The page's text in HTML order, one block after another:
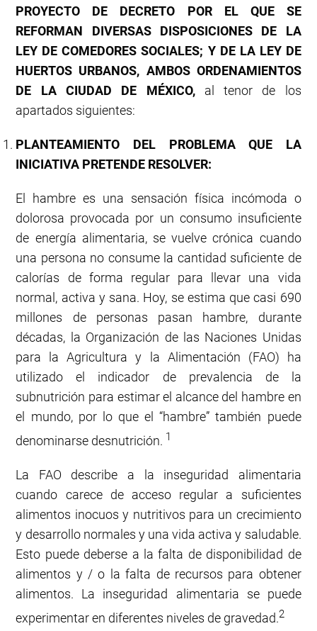
PROYECTO DE DECRETO POR EL QUE SE
REFORMAN DIVERSAS DISPOSICIONES DE LA
LEY DE COMEDORES SOCIALES; Y DE LA LEY DE
HUERTOS URBANOS, AMBOS ORDENAMIENTOS
DE LA CIUDAD DE MÉXICO, al tenor de los
apartados siguientes:
PLANTEAMIENTO DEL PROBLEMA QUE LA
INICIATIVA PRETENDE RESOLVER:
El hambre es una sensación física incómoda o
dolorosa provocada por un consumo insuficiente
de energía alimentaria, se vuelve crónica cuando
una persona no consume la cantidad suficiente de
calorías de forma regular para llevar una vida
normal, activa y sana. Hoy, se estima que casi 690
millones de personas pasan hambre, durante
décadas, la Organización de las Naciones Unidas
para la Agricultura y la Alimentación (FAO) ha
utilizado el indicador de prevalencia de la
subnutrición para estimar el alcance del hambre en
el mundo, por lo que el “hambre” también puede
denominarse desnutrición. 1
La FAO describe a la inseguridad alimentaria
cuando carece de acceso regular a suficientes
alimentos inocuos y nutritivos para un crecimiento
y desarrollo normales y una vida activa y saludable.
Esto puede deberse a la falta de disponibilidad de
alimentos y / o la falta de recursos para obtener
alimentos. La inseguridad alimentaria se puede
experimentar en diferentes niveles de gravedad.2